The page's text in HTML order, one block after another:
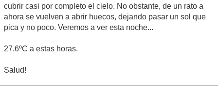
cubrir casi por completo el cielo. No obstante, de un rato a
ahora se vuelven a abrir huecos, dejando pasar un sol que
pica y no poco. Veremos a ver esta noche...
27.6ºC a estas horas.
Salud!